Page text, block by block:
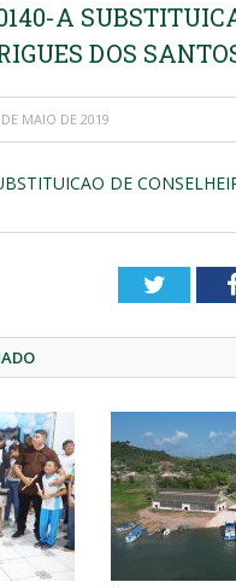
A
DOS
MAIO DE 2019
DE
Twitter